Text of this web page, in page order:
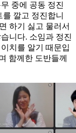
중에 공동 정진
깔고 정진합니
하기 싫고 물러서
니다. 소임과 정진
치를 알기 때문입
함께한 도반들께